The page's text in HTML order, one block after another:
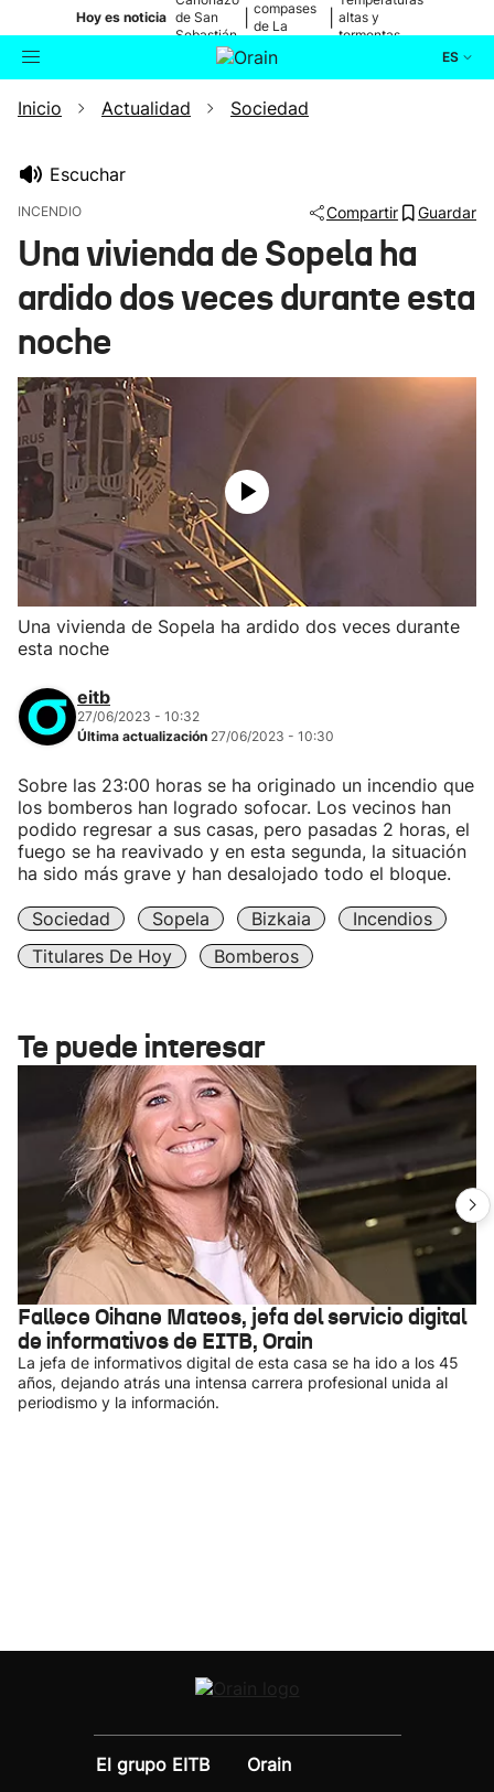
Hoy es noticia de San
Sebastián
compases
de La
altas y
tormentas
ES
Buscador Actualidad
Ikusmiran
Inicio Actualidad Sociedad
Escuchar
INCENDIO Compartir Guardar
Una vivienda de Sopela ha
ardido dos veces durante esta
noche
Una vivienda de Sopela ha ardido dos veces durante
esta noche
eitb
27/06/2023 - 10:32
Última actualización 27/06/2023 - 10:30
Sobre las 23:00 horas se ha originado un incendio que
los bomberos han logrado sofocar. Los vecinos han
podido regresar a sus casas, pero pasadas 2 horas, el
fuego se ha reavivado y en esta segunda, la situación
ha sido más grave y han desalojado todo el bloque.
Sociedad Sopela Bizkaia
Incendios
Titulares De Hoy
Bomberos
Te puede interesar
Fallece Oihane Mateos, jefa del servicio digital
de informativos de EITB, Orain
La jefa de informativos digital de esta casa se ha ido a los 45
años, dejando atrás una intensa carrera profesional unida al
periodismo y la información.
El grupo EITB
Orain